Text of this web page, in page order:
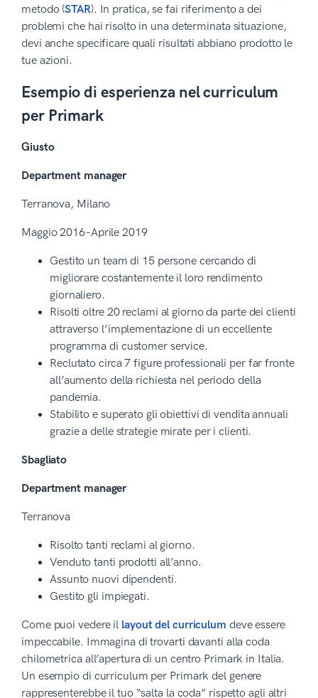
metodo (STAR). In pratica, se fai riferimento a dei
problemi che hai risolto in una determinata situazione,
devi anche specificare quali risultati abbiano prodotto le
tue azioni.
Esempio di esperienza nel curriculum
per Primark
Giusto
Department manager
Terranova, Milano
Maggio 2016–Aprile 2019
Gestito un team di 15 persone cercando di
migliorare costantemente il loro rendimento
giornaliero.
Risolti oltre 20 reclami al giorno da parte dei clienti
attraverso l’implementazione di un eccellente
programma di customer service.
Reclutato circa 7 figure professionali per far fronte
all’aumento della richiesta nel periodo della
pandemia.
Stabilito e superato gli obiettivi di vendita annuali
grazie a delle strategie mirate per i clienti.
Sbagliato
Department manager
Terranova
Risolto tanti reclami al giorno.
Venduto tanti prodotti all’anno.
Assunto nuovi dipendenti.
Gestito gli impiegati.
Come puoi vedere il layout del curriculum deve essere
impeccabile. Immagina di trovarti davanti alla coda
chilometrica all’apertura di un centro Primark in Italia.
Un esempio di curriculum per Primark del genere
rappresenterebbe il tuo “salta la coda” rispetto agli altri